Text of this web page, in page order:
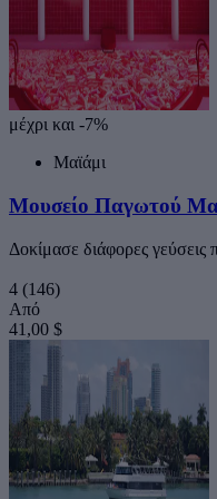
μέχρι και -7%
Μαϊάμι
Μουσείο Παγωτού
Δοκίμασε διάφορες γεύσεις
4 (146)
Από
41,00 $